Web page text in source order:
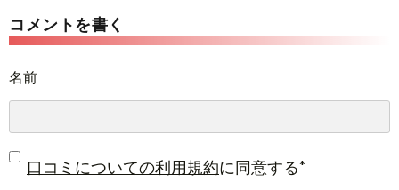
コメントを書く
名前
口コミについての利用規約に同意する*